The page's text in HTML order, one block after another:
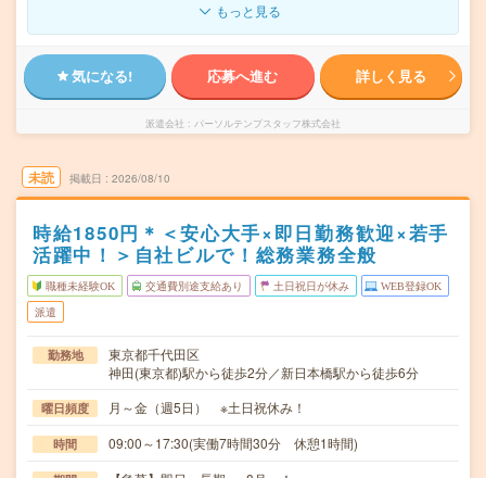
もっと見る
気になる! 応募へ進む 詳しく見る
派遣会社 パーソルテンプスタッフ株式会社
未読 掲載日 2026/08/10
時給1850円＊＜安心大手×即日勤務歓迎×若手
活躍中！＞自社ビルで！総務業務全般
職種未経験OK 交通費別途支給あり 土日祝日が休み WEB登録OK
派遣
勤務地
東京都千代田区
神田(東京都)駅から徒歩2分／新日本橋駅から徒歩6分
曜日頻度 月～金（週5日） ※土日祝休み！
時間 09:00～17:30(実働7時間30分 休憩1時間)